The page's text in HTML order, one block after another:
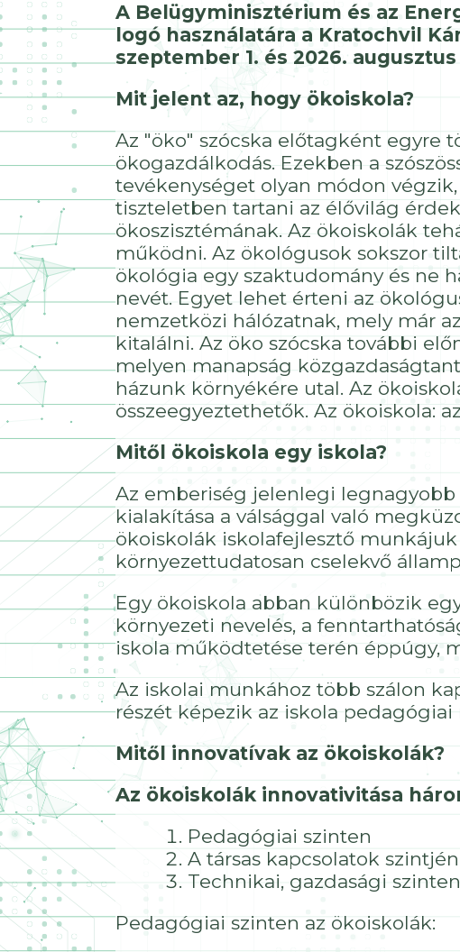
A Belügyminisztérium és az
logó használatára a Kratochvil
szeptember 1. és 2026.
Mit jelent az, hogy ökoiskola?
Az "öko" szócska előtagként egyre
ökogazdálkodás. Ezekben a
tevékenységet olyan módon
tiszteletben tartani az élővilág
ökoszisztémának. Az ökoiskolák
működni. Az ökológusok sokszor
ökológia egy szaktudomány és ne
nevét. Egyet lehet érteni az
nemzetközi hálózatnak, mely már
kitalálni. Az öko szócska további
melyen manapság
házunk környékére utal. Az
összeegyeztethetők. Az ökoiskola:
Mitől ökoiskola egy iskola?
Az emberiség jelenlegi
kialakítása a válsággal való
ökoiskolák iskolafejlesztő munkájuk
környezettudatosan cselekvő
Egy ökoiskola abban különbözik
környezeti nevelés, a
iskola működtetése terén éppúgy,
Az iskolai munkához több szálon
részét képezik az iskola
Mitől innovatívak az ökoiskolák?
Az ökoiskolák innovativitása
Pedagógiai szinten
A társas kapcsolatok szintjén
Technikai, gazdasági szinten
Pedagógiai szinten az ökoiskolák: